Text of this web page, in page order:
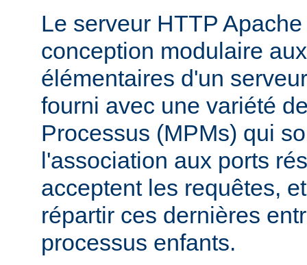
Le serveur HTTP
conception modulaire
élémentaires d'un
fourni avec une variété
Processus (MPMs) qui
l'association aux ports
acceptent les requêtes,
répartir ces dernières
processus enfants.